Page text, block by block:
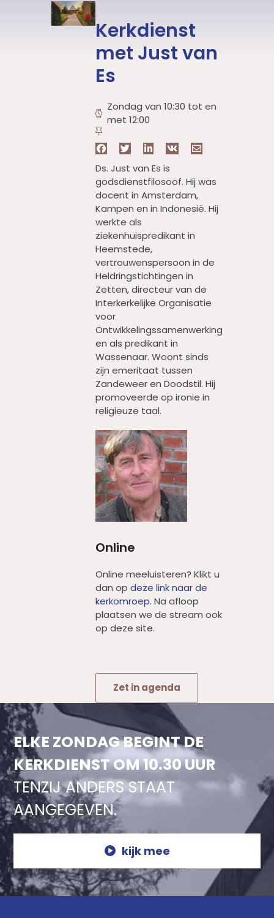
Kerkdienst
met Just van
Es
Zondag van 10:30 tot en
met 12:00
Ds. Just van Es is
godsdienstfilosoof. Hij was
docent in Amsterdam,
Kampen en in Indonesië. Hij
werkte als
ziekenhuispredikant in
Heemstede,
vertrouwenspersoon in de
Heldringstichtingen in
Zetten, directeur van de
Interkerkelijke Organisatie
voor
Ontwikkelingssamenwerking
en als predikant in
Wassenaar. Woont sinds
zijn emeritaat tussen
Zandeweer en Doodstil. Hij
promoveerde op ironie in
religieuze taal.
Online
Online meeluisteren? Klikt u
dan op deze link naar de
kerkomroep. Na afloop
plaatsen we de stream ook
op deze site.
Zet in agenda
ELKE ZONDAG BEGINT DE
KERKDIENST OM 10.30 UUR
TENZIJ ANDERS STAAT
AANGEGEVEN.
kijk mee